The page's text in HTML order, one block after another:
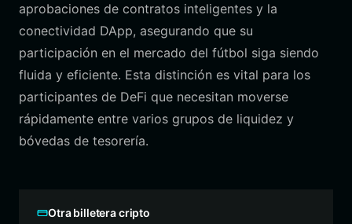
aprobaciones de contratos inteligentes y la
conectividad DApp, asegurando que su
participación en el mercado del fútbol siga siendo
fluida y eficiente. Esta distinción es vital para los
participantes de DeFi que necesitan moverse
rápidamente entre varios grupos de liquidez y
bóvedas de tesorería.
Otra billetera cripto